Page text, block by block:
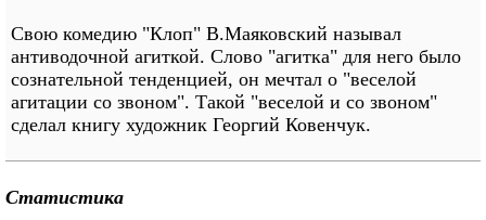
Свою комедию "Клоп" В.Маяковский называл
антиводочной агиткой. Слово "агитка" для него было
сознательной тенденцией, он мечтал о "веселой
агитации со звоном". Такой "веселой и со звоном"
сделал книгу художник Георгий Ковенчук.
Статистика